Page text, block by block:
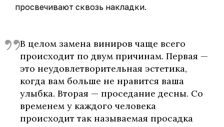
просвечивают сквозь накладки.
В целом замена виниров чаще всего
происходит по двум причинам. Первая —
это неудовлетворительная эстетика,
когда вам больше не нравится ваша
улыбка. Вторая — проседание десны. Со
временем у каждого человека
происходит так называемая просадка